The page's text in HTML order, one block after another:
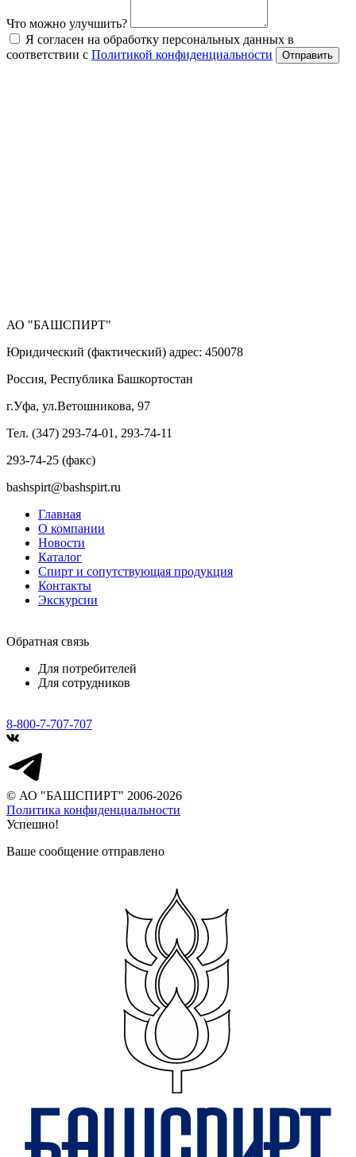
Что можно улучшить?
Я согласен на обработку персональных данных в
соответствии с Политикой конфиденциальности Отправить
АО "БАШСПИРТ"
Юридический (фактический) адрес: 450078
Россия, Республика Башкортостан
г.Уфа, ул.Ветошникова, 97
Тел. (347) 293-74-01, 293-74-11
293-74-25 (факс)
bashspirt@bashspirt.ru
Главная
О компании
Новости
Каталог
Спирт и сопутствующая продукция
Контакты
Экскурсии
Обратная связь
Для потребителей
Для сотрудников
8-800-7-707-707
© АО "БАШСПИРТ" 2006-2026
Политика конфиденциальности
Успешно!
Ваше сообщение отправлено